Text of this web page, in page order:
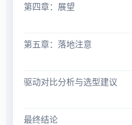
第四章：展望
第五章：落地注意
驱动对比分析与选型建议
最终结论